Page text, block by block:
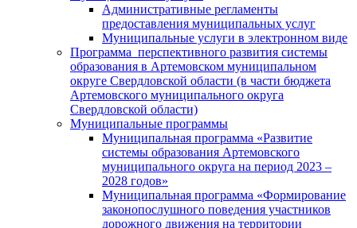
Административные регламенты
предоставления муниципальных услуг
Муниципальные услуги в электронном виде
Программа перспективного развития системы
образования в Артемовском муниципальном
округе Свердловской области (в части бюджета
Артемовского муниципального округа
Свердловской области)
Муниципальные программы
Муниципальная программа «Развитие
системы образования Артемовского
муниципального округа на период 2023 –
2028 годов»
Муниципальная программа «Формирование
законопослушного поведения участников
дорожного движения на территории